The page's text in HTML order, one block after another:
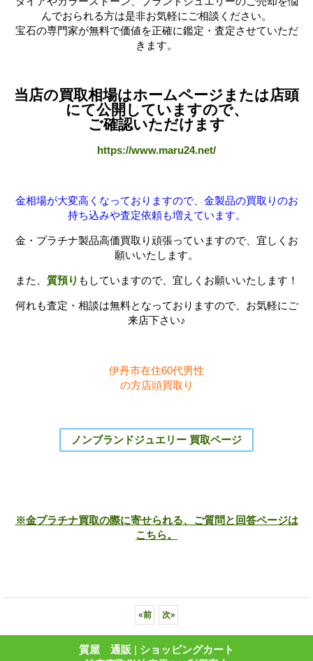
んでおられる方は是非お気軽にご相談ください。
宝石の専門家が無料で価値を正確に鑑定・査定させていただ
きます。
当店の買取相場はホームページまたは店頭
にて公開していますので、
ご確認いただけます
https://www.maru24.net/
金相場が大変高くなっておりますので、金製品の買取りのお
持ち込みや査定依頼も増えています。
金・プラチナ製品高価買取り頑張っていますので、宜しくお
願いいたします。
また、 質預り もしていますので、宜しくお願いいたします！
何れも査定・相談は無料となっておりますので、お気軽にご
来店下さい♪
伊丹市在住60代男性
の方店頭買取り
ノンブランドジュエリー 買取ページ
※金プラチナ買取の際に寄せられる、ご質問と回答ページは
こちら。
«前 次»
質屋 通販 | ショッピングカート